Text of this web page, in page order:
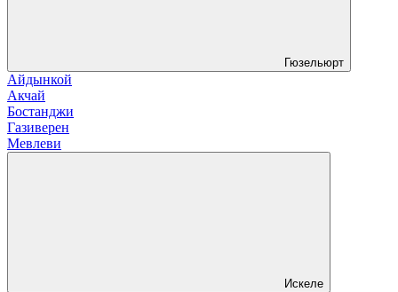
Гюзельюрт
Айдынкой
Акчай
Бостанджи
Газиверен
Мевлеви
Искеле